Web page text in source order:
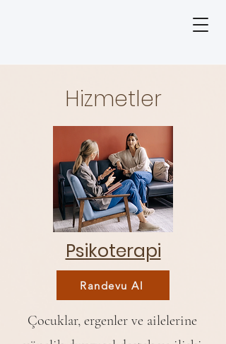
Hizmetler
Psikoterapi
Randevu Al
Çocuklar, ergenler ve ailelerine